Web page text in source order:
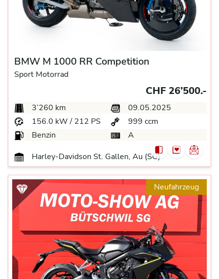
BMW M 1000 RR Competition
Sport Motorrad
CHF 26’500.-
3’260 km
09.05.2025
156.0 kW / 212 PS
999 ccm
Benzin
A
Harley-Davidson St. Gallen, Au (SG)
Neufahrzeug